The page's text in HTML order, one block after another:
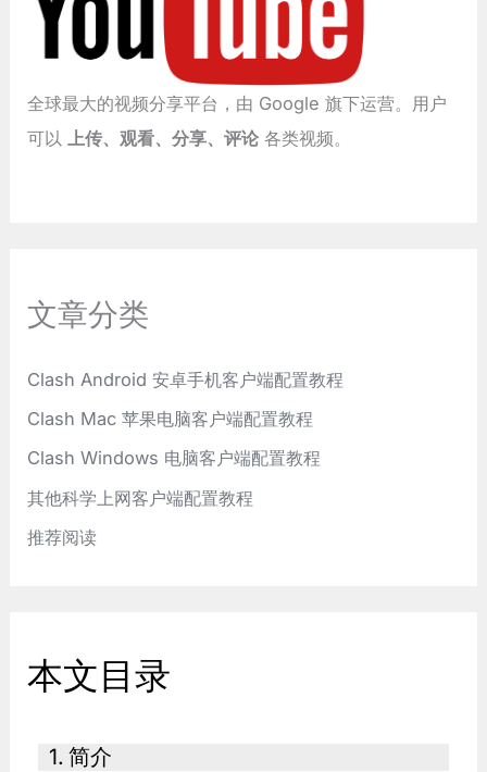
全球最大的视频分享平台，由 Google 旗下运营。用户
可以上传、观看、分享、评论 各类视频。
文章分类
Clash Android 安卓手机客户端配置教程
Clash Mac 苹果电脑客户端配置教程
Clash Windows 电脑客户端配置教程
其他科学上网客户端配置教程
推荐阅读
本文目录
简介